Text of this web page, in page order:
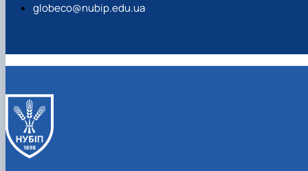
globeco@nubip.edu.ua